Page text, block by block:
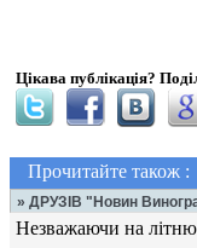
Цікава публікація?
Прочитайте також :
» ДРУЗІВ "Новин
Незважаючи на літню